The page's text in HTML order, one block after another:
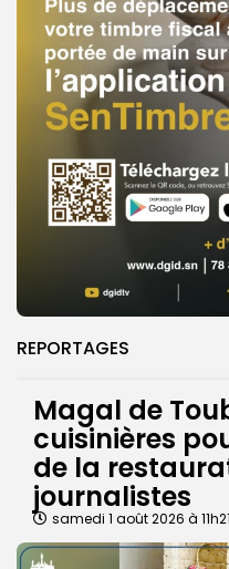
REPORTAGES
Magal de
cuisinières
de la
journalistes
samedi 1 août 2026 à 11h21